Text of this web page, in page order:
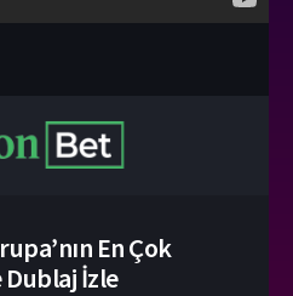
En Çok
Dublaj İzle